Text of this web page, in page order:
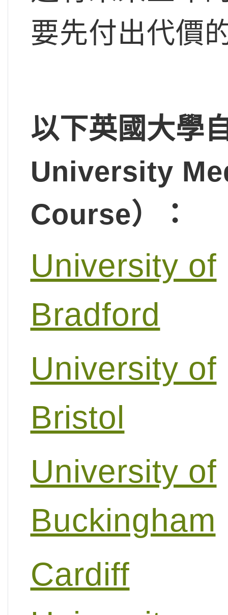
要先付出代價
以下英國大學
University
Course）：
University of
Bradford
University of
Bristol
University of
Buckingham
Cardiff